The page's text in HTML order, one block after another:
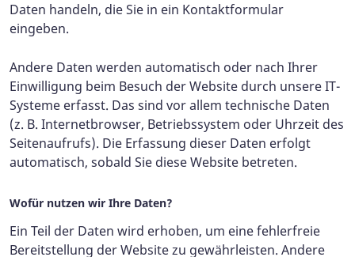
Daten handeln, die Sie in ein Kontaktformular
eingeben.
Andere Daten werden automatisch oder nach Ihrer
Einwilligung beim Besuch der Website durch unsere IT-
Systeme erfasst. Das sind vor allem technische Daten
(z. B. Internetbrowser, Betriebssystem oder Uhrzeit des
Seitenaufrufs). Die Erfassung dieser Daten erfolgt
automatisch, sobald Sie diese Website betreten.
Wofür nutzen wir Ihre Daten?
Ein Teil der Daten wird erhoben, um eine fehlerfreie
Bereitstellung der Website zu gewährleisten. Andere